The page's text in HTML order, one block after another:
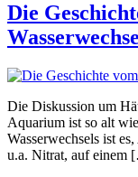
Die
Die Diskussion um
Aquarium ist so alt
Wasserwechsels ist
u.a. Nitrat, auf einem